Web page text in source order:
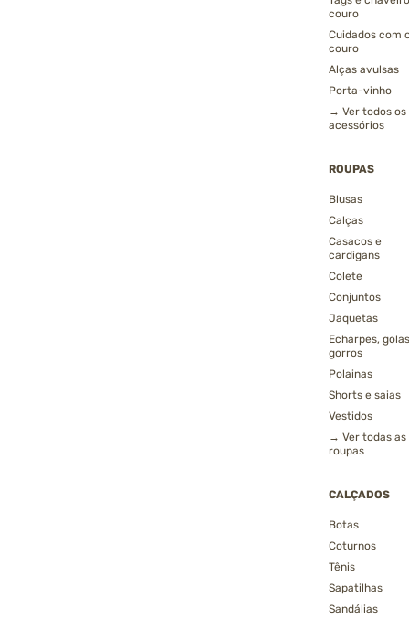
couro
Cuidados com
couro
Alças avulsas
Porta-vinho
→ Ver todos os
acessórios
ROUPAS
Blusas
Calças
Casacos e
cardigans
Colete
Conjuntos
Jaquetas
Echarpes,
gorros
Polainas
Shorts e saias
Vestidos
→ Ver todas as
roupas
CALÇADOS
Botas
Coturnos
Tênis
Sapatilhas
Sandálias